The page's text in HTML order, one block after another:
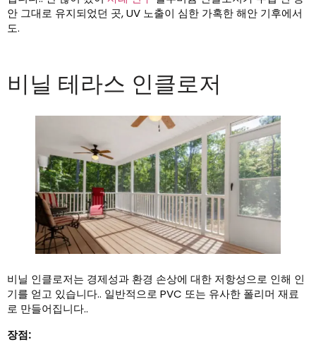
안 그대로 유지되었던 곳, UV 노출이 심한 가혹한 해안 기후에서
도.
비닐 테라스 인클로저
비닐 인클로저는 경제성과 환경 손상에 대한 저항성으로 인해 인
기를 얻고 있습니다.. 일반적으로 PVC 또는 유사한 폴리머 재료
로 만들어집니다..
장점: